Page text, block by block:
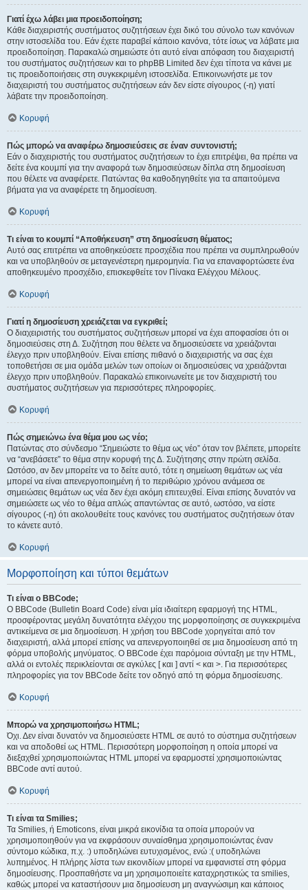
Γιατί έχω λάβει μια προειδοποίηση;
Κάθε διαχειριστής συστήματος συζητήσεων έχει δικό του σύνολο των κανόνων
στην ιστοσελίδα του. Εάν έχετε παραβεί κάποιο κανόνα, τότε ίσως να λάβατε μια
προειδοποίηση. Παρακαλώ σημειώστε ότι αυτό είναι απόφαση του διαχειριστή
του συστήματος συζητήσεων και το phpBB Limited δεν έχει τίποτα να κάνει με
τις προειδοποιήσεις στη συγκεκριμένη ιστοσελίδα. Επικοινωνήστε με τον
διαχειριστή του συστήματος συζητήσεων εάν δεν είστε σίγουρος (-η) γιατί
λάβατε την προειδοποίηση.
Κορυφή
Πώς μπορώ να αναφέρω δημοσιεύσεις σε έναν συντονιστή;
Εάν ο διαχειριστής του συστήματος συζητήσεων το έχει επιτρέψει, θα πρέπει να
δείτε ένα κουμπί για την αναφορά των δημοσιεύσεων δίπλα στη δημοσίευση
που θέλετε να αναφέρετε. Πατώντας θα καθοδηγηθείτε για τα απαιτούμενα
βήματα για να αναφέρετε τη δημοσίευση.
Κορυφή
Τι είναι το κουμπί “Αποθήκευση” στη δημοσίευση θέματος;
Αυτό σας επιτρέπει να αποθηκεύσετε προσχέδια που πρέπει να συμπληρωθούν
και να υποβληθούν σε μεταγενέστερη ημερομηνία. Για να επαναφορτώσετε ένα
αποθηκευμένο προσχέδιο, επισκεφθείτε τον Πίνακα Ελέγχου Μέλους.
Κορυφή
Γιατί η δημοσίευση χρειάζεται να εγκριθεί;
Ο διαχειριστής του συστήματος συζητήσεων μπορεί να έχει αποφασίσει ότι οι
δημοσιεύσεις στη Δ. Συζήτηση που θέλετε να δημοσιεύσετε να χρειάζονται
έλεγχο πριν υποβληθούν. Είναι επίσης πιθανό ο διαχειριστής να σας έχει
τοποθετήσει σε μια ομάδα μελών των οποίων οι δημοσιεύσεις να χρειάζονται
έλεγχο πριν υποβληθούν. Παρακαλώ επικοινωνείτε με τον διαχειριστή του
συστήματος συζητήσεων για περισσότερες πληροφορίες.
Κορυφή
Πώς σημειώνω ένα θέμα μου ως νέο;
Πατώντας στο σύνδεσμο “Σημειώστε το θέμα ως νέο” όταν τον βλέπετε, μπορείτε
να “ανεβάσετε” το θέμα στην κορυφή της Δ. Συζήτησης στην πρώτη σελίδα.
Ωστόσο, αν δεν μπορείτε να το δείτε αυτό, τότε η σημείωση θεμάτων ως νέα
μπορεί να είναι απενεργοποιημένη ή το περιθώριο χρόνου ανάμεσα σε
σημειώσεις θεμάτων ως νέα δεν έχει ακόμη επιτευχθεί. Είναι επίσης δυνατόν να
σημειώσετε ως νέο το θέμα απλώς απαντώντας σε αυτό, ωστόσο, να είστε
σίγουρος (-η) ότι ακολουθείτε τους κανόνες του συστήματος συζητήσεων όταν
το κάνετε αυτό.
Κορυφή
Μορφοποίηση και τύποι θεμάτων
Τι είναι ο BBCode;
Ο BBCode (Bulletin Board Code) είναι μία ιδιαίτερη εφαρμογή της HTML,
προσφέροντας μεγάλη δυνατότητα ελέγχου της μορφοποίησης σε συγκεκριμένα
αντικείμενα σε μια δημοσίευση. Η χρήση του BBCode χορηγείται από τον
διαχειριστή, αλλά μπορεί επίσης να απενεργοποιηθεί σε μια δημοσίευση από τη
φόρμα υποβολής μηνύματος. Ο BBCode έχει παρόμοια σύνταξη με την HTML,
αλλά οι εντολές περικλείονται σε αγκύλες [ και ] αντί < και >. Για περισσότερες
πληροφορίες για τον BBCode δείτε τον οδηγό από τη φόρμα δημοσίευσης.
Κορυφή
Μπορώ να χρησιμοποιήσω HTML;
Όχι. Δεν είναι δυνατόν να δημοσιεύσετε HTML σε αυτό το σύστημα συζητήσεων
και να αποδοθεί ως HTML. Περισσότερη μορφοποίηση η οποία μπορεί να
διεξαχθεί χρησιμοποιώντας HTML μπορεί να εφαρμοστεί χρησιμοποιώντας
BBCode αντί αυτού.
Κορυφή
Τι είναι τα Smilies;
Τα Smilies, ή Emoticons, είναι μικρά εικονίδια τα οποία μπορούν να
χρησιμοποιηθούν για να εκφράσουν συναίσθημα χρησιμοποιώντας έναν
σύντομο κώδικα, π.χ. :) υποδηλώνει ευτυχισμένος, ενώ :( υποδηλώνει
λυπημένος. Η πλήρης λίστα των εικονιδίων μπορεί να εμφανιστεί στη φόρμα
δημοσίευσης. Προσπαθήστε να μη χρησιμοποιείτε καταχρηστικώς τα smilies,
καθώς μπορεί να καταστήσουν μια δημοσίευση μη αναγνώσιμη και κάποιος